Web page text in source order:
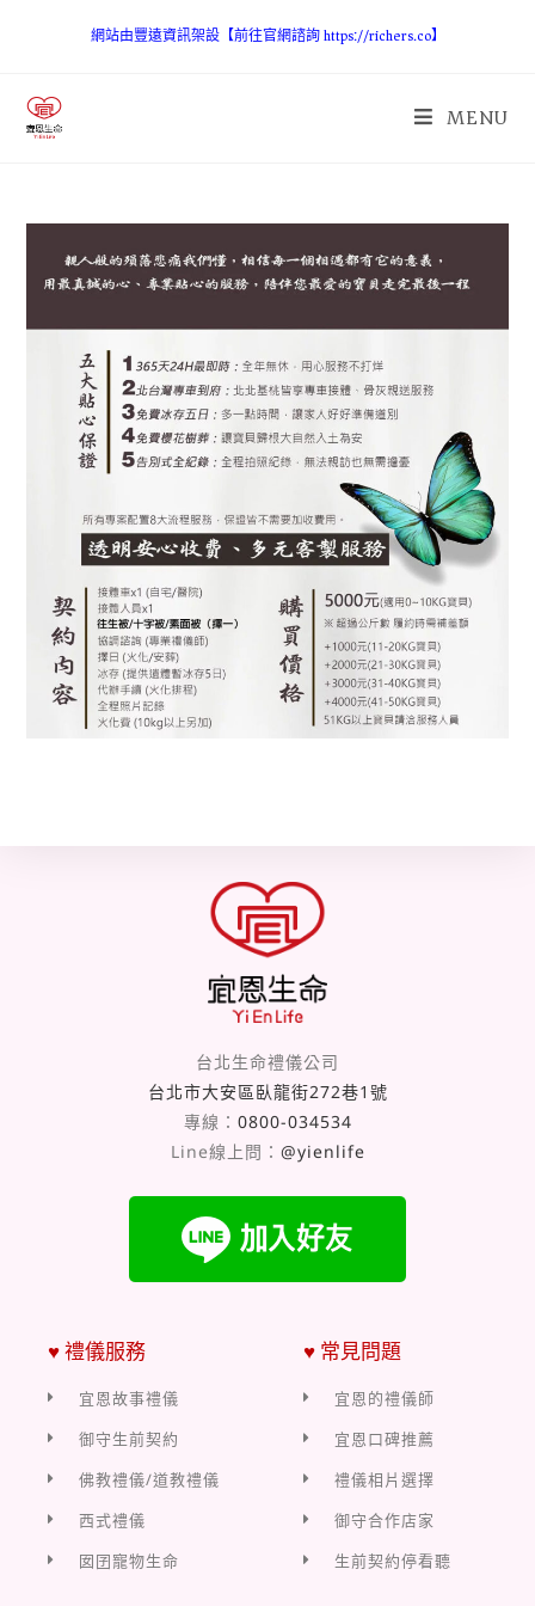
網站由豐遠資訊架設【前往官網諮詢 https://richers.co】
MENU
台北生命禮儀公司
台北市大安區臥龍街272巷1號
專線： 0800-034534
Line線上問： @yienlife
♥ 禮儀服務
宜恩故事禮儀
御守生前契約
佛教禮儀/道教禮儀
西式禮儀
囡囝寵物生命
♥ 常見問題
宜恩的禮儀師
宜恩口碑推薦
禮儀相片選擇
御守合作店家
生前契約停看聽